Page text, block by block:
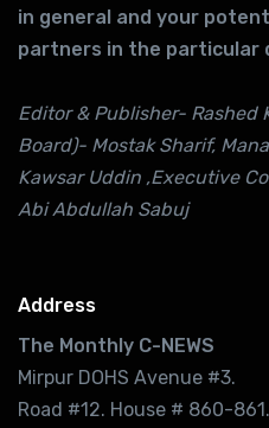
in general and your
partners in the particular
Editor & Publisher- Rashed
Board)- Mostak Sharif,
Kawsar Uddin ,Executive
Abi Abdullah Sabuj
Address
The Monthly C-NEWS
Mirpur DOHS Avenue #3.
Road #12. House # 860-